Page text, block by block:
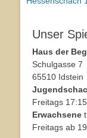
Unser
Haus der
Schulgasse 7
65510 Idstein
Freitags
Erwachsene
Freitags ab